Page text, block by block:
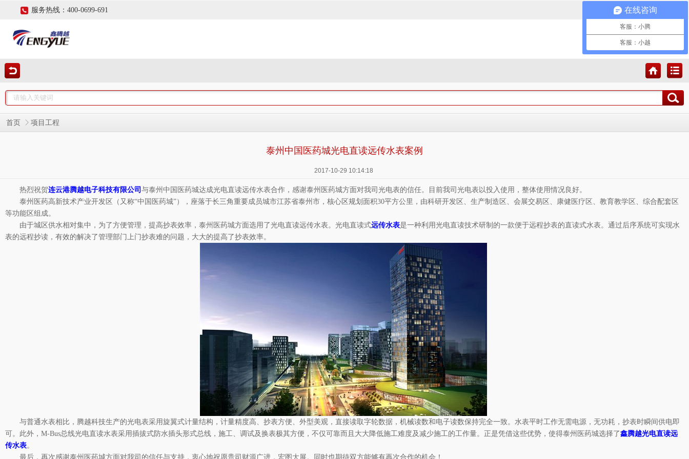
服务热线：400-0699-691
创新无止境•服务零距离
能源计量领域专业服务商
首页 项目工程
泰州中国医药城光电直读远传水表案例
2017-10-29 10:14:18
热烈祝贺连云港腾越电子科技有限公司 与泰州中国医药城达成光电直读远传水表合作，感谢泰州医药城方面对我司光电表的信任。目前我司光电表以投入使用，整体使用情况良好。
泰州医药高新技术产业开发区（又称“中国医药城”），座落于长三角重要成员城市江苏省泰州市，核心区规划面积30平方公里，由科研开发区、生产制造区、会展交易区、康健医疗区、教育教学区、综合配套区
等功能区组成。
由于城区供水相对集中，为了方便管理，提高抄表效率，泰州医药城方面选用了光电直读远传水表。光电直读式远传水表是一种利用光电直读技术研制的一款便于远程抄表的直读式水表。通过后序系统可实现水
表的远程抄读，有效的解决了管理部门上门抄表难的问题，大大的提高了抄表效率。
与普通水表相比，腾越科技生产的光电表采用旋翼式计量结构，计量精度高、抄表方便、外型美观，直接读取字轮数据，机械读数和电子读数保持完全一致。水表平时工作无需电源，无功耗，抄表时瞬间供电即
可。此外，M-Bus总线光电直读水表采用插拔式防水插头形式总线，施工、调试及换表极其方便，不仅可靠而且大大降低施工难度及减少施工的工作量。正是凭借这些优势，使得泰州医药城选择了鑫腾越光电直读远
传水表。
最后，再次感谢泰州医药城方面对我司的信任与支持，衷心地祝愿贵司财源广进，宏图大展。同时也期待双方能够有再次合作的机会！
在线咨询
客服：小腾
客服：小越